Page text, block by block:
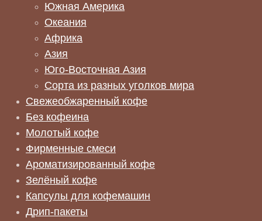
Южная Америка
Океания
Африка
Азия
Юго-Восточная Азия
Сорта из разных уголков мира
Свежеобжаренный кофе
Без кофеина
Молотый кофе
Фирменные смеси
Ароматизированный кофе
Зелёный кофе
Капсулы для кофемашин
Дрип-пакеты